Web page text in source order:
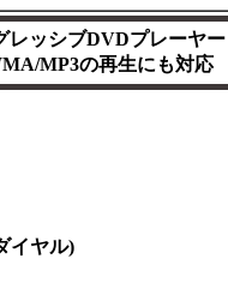
レッシブDVDプレーヤー
MP3の再生にも対応
ヤル)